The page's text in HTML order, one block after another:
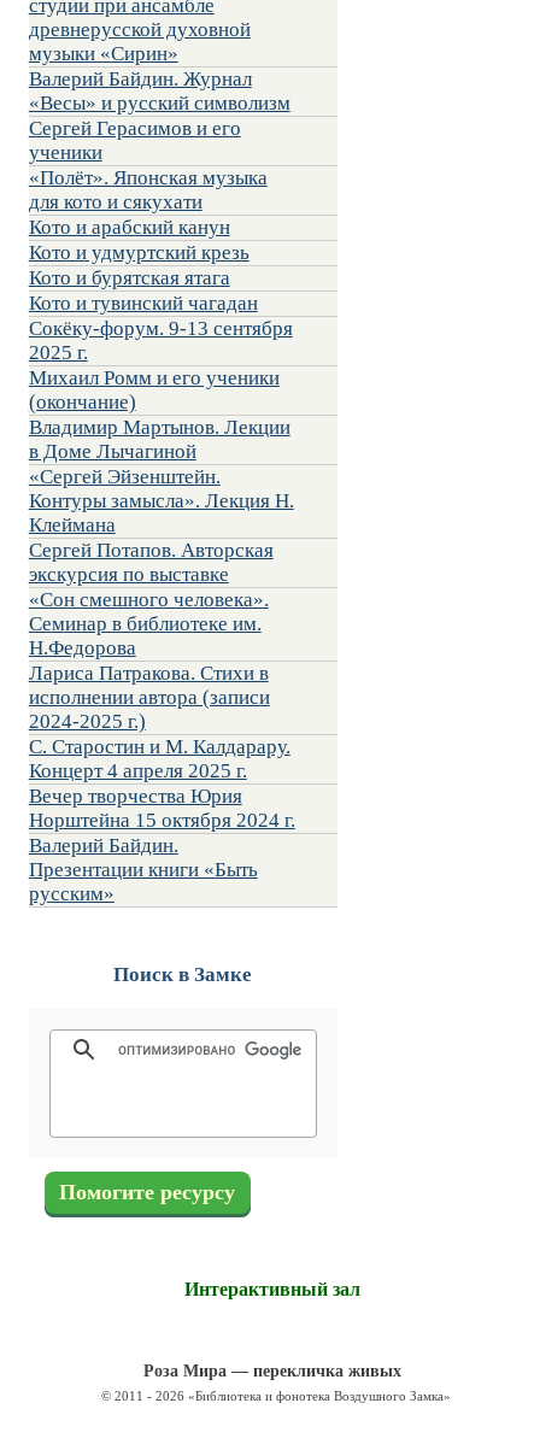
студии при ансамбле
древнерусской духовной
музыки «Сирин»
Валерий Байдин. Журнал
«Весы» и русский символизм
Сергей Герасимов и его
ученики
«Полёт». Японская музыка
для кото и сякухати
Кото и арабский канун
Кото и удмуртский крезь
Кото и бурятская ятага
Кото и тувинский чагадан
Сокёку-форум. 9-13 сентября
2025 г.
Михаил Ромм и его ученики
(окончание)
Владимир Мартынов. Лекции
в Доме Лычагиной
«Сергей Эйзенштейн.
Контуры замысла». Лекция Н.
Клеймана
Сергей Потапов. Авторская
экскурсия по выставке
«Сон смешного человека».
Семинар в библиотеке им.
Н.Федорова
Лариса Патракова. Стихи в
исполнении автора (записи
2024-2025 г.)
С. Старостин и М. Калдарару.
Концерт 4 апреля 2025 г.
Вечер творчества Юрия
Норштейна 15 октября 2024 г.
Валерий Байдин.
Презентации книги «Быть
русским»
Поиск в Замке
© 2011 - 2026 «Библиотека и фонотека Воздушного Замка»
Интерактивный зал
Роза Мира — перекличка живых
Помогите ресурсу